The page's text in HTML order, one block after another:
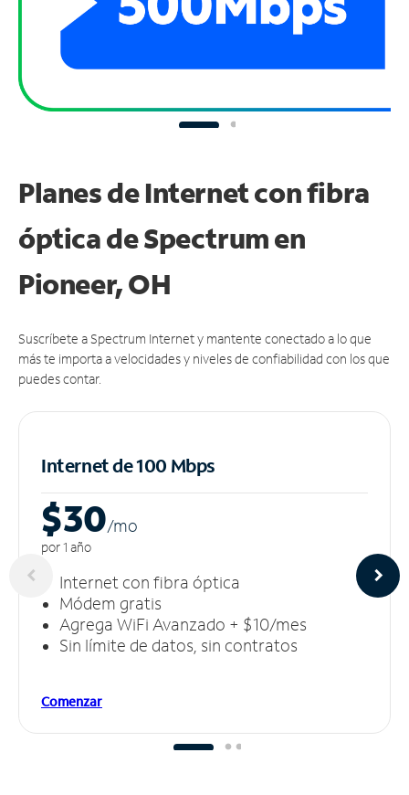
Planes de Internet con fibra
óptica de Spectrum en
Pioneer, OH
Suscríbete a Spectrum Internet y mantente conectado a lo que
más te importa a velocidades y niveles de confiabilidad con los que
puedes contar.
Internet de 100 Mbps
$30/mo
por 1 año
Internet con fibra óptica
Módem gratis
Agrega WiFi Avanzado + $10/mes
Sin límite de datos, sin contratos
Comenzar